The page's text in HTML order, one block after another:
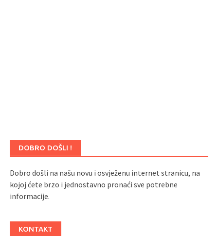
DOBRO DOŠLI !
Dobro došli na našu novu i osvježenu internet stranicu, na
kojoj ćete brzo i jednostavno pronaći sve potrebne
informacije.
KONTAKT